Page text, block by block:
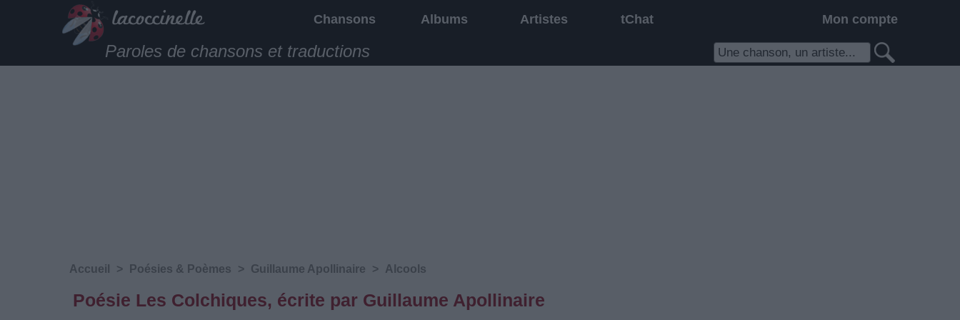
Chansons Albums Artistes tChat Mon compte
Paroles de chansons et traductions
Accueil > Poésies & Poèmes > Guillaume Apollinaire > Alcools
Poésie Les Colchiques, écrite par Guillaume Apollinaire